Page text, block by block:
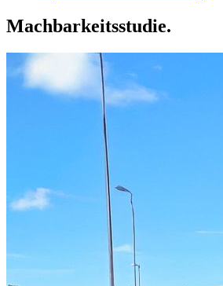
Machbarkeitsstudie.